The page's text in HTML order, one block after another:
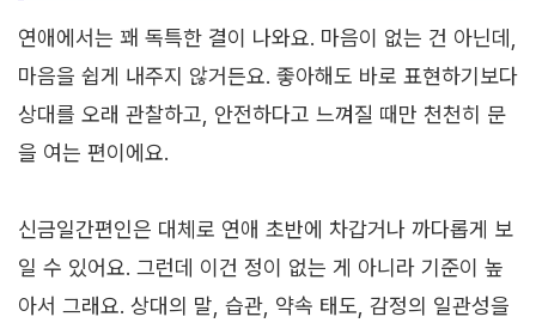
연애에서는 꽤 독특한 결이 나와요. 마음이 없는 건 아닌데,
마음을 쉽게 내주지 않거든요. 좋아해도 바로 표현하기보다
상대를 오래 관찰하고, 안전하다고 느껴질 때만 천천히 문
을 여는 편이에요.
신금일간편인은 대체로 연애 초반에 차갑거나 까다롭게 보
일 수 있어요. 그런데 이건 정이 없는 게 아니라 기준이 높
아서 그래요. 상대의 말, 습관, 약속 태도, 감정의 일관성을